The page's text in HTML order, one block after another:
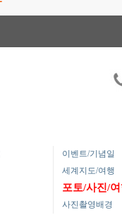
이벤트/기념일
세계지도/여행
포토/사진/
사진촬영배경